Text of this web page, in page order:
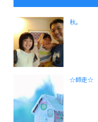
秋。
☆師走☆